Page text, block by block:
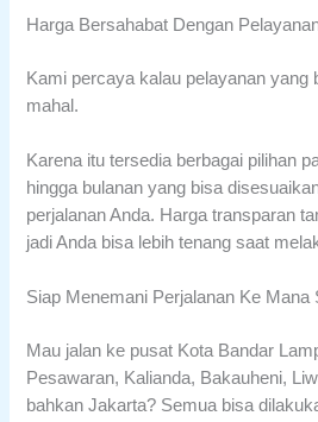
Harga Bersahabat Dengan
Kami percaya kalau pelayanan yang
mahal.
Karena itu tersedia berbagai pilihan
hingga bulanan yang bisa
perjalanan Anda. Harga transparan
jadi Anda bisa lebih tenang saat
Siap Menemani Perjalanan Ke Mana
Mau jalan ke pusat Kota Bandar
Pesawaran, Kalianda, Bakauheni,
bahkan Jakarta? Semua bisa